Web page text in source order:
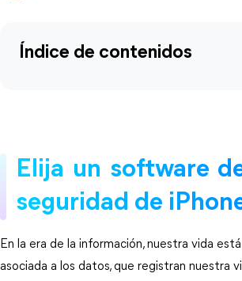
Índice de contenidos
Elija un software
seguridad de
En la era de la información, nuestra vida
asociada a los datos, que registran nuestra